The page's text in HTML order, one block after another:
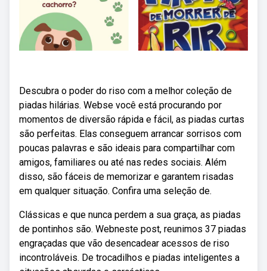
Descubra o poder do riso com a melhor coleção de
piadas hilárias. Webse você está procurando por
momentos de diversão rápida e fácil, as piadas curtas
são perfeitas. Elas conseguem arrancar sorrisos com
poucas palavras e são ideais para compartilhar com
amigos, familiares ou até nas redes sociais. Além
disso, são fáceis de memorizar e garantem risadas
em qualquer situação. Confira uma seleção de.
Clássicas e que nunca perdem a sua graça, as piadas
de pontinhos são. Webneste post, reunimos 37 piadas
engraçadas que vão desencadear acessos de riso
incontroláveis. De trocadilhos e piadas inteligentes a